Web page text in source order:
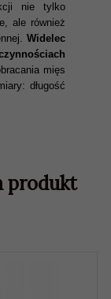
nie tylko
ale również
Widelec
mięs
długość
produkt